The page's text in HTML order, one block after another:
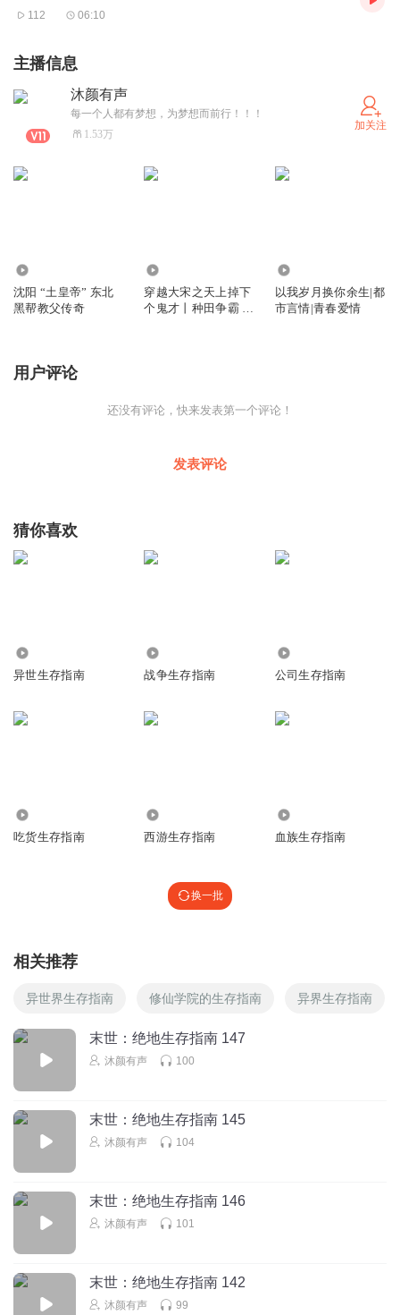
112 06:10
主播信息
沐颜有声
每一个人都有梦想，为梦想而前行！！！
1.53万
加关注
沈阳 “土皇帝” 东北
黑帮教父传奇
穿越大宋之天上掉下
个鬼才丨种田争霸 |
以我岁月换你余生|都
市言情|青春爱情
用户评论
还没有评论，快来发表第一个评论！
发表评论
猜你喜欢
异世生存指南 战争生存指南 公司生存指南
吃货生存指南 西游生存指南 血族生存指南
换一批
相关推荐
异世界生存指南 修仙学院的生存指南 异界生存指南
末世：绝地生存指南 147
沐颜有声 100
末世：绝地生存指南 145
沐颜有声 104
末世：绝地生存指南 146
沐颜有声 101
末世：绝地生存指南 142
沐颜有声 99